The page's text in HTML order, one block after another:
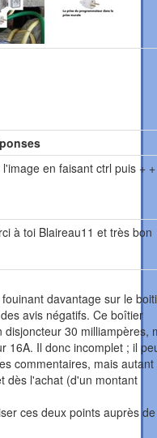
en faisant ctrl puis + +
à toi Blaireau11 et très bon
davantage sur le
avis négatifs. Ce boîtier
disjoncteur 30 milliampères,
16A. Il donc incomplet ; il
commentaires, mais autant
dès l'achat (d'un montant
ces deux points auprès